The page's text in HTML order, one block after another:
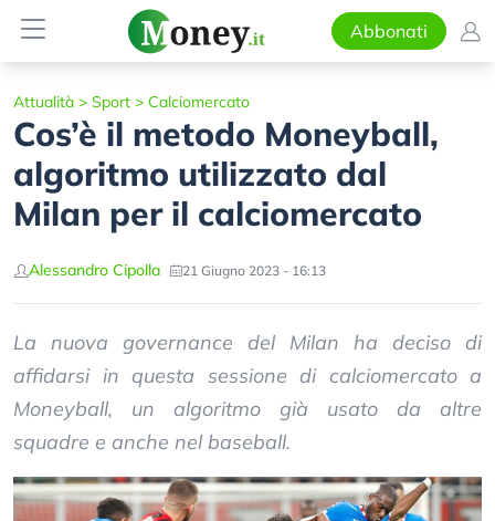
Abbonati
Attualità > Sport > Calciomercato
Cos’è il metodo Moneyball,
algoritmo utilizzato dal
Milan per il calciomercato
Alessandro Cipolla 21 Giugno 2023 - 16:13
La nuova governance del Milan ha deciso di
affidarsi in questa sessione di calciomercato a
Moneyball, un algoritmo già usato da altre
squadre e anche nel baseball.